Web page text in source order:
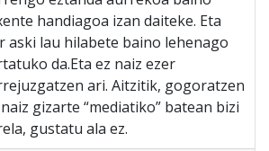
handiagoa izan daiteke. Eta
aski lau hilabete baino lehenago
da.Eta ez naiz ezer
ari. Aitzitik, gogoratzen
gizarte “mediatiko” batean bizi
gustatu ala ez.